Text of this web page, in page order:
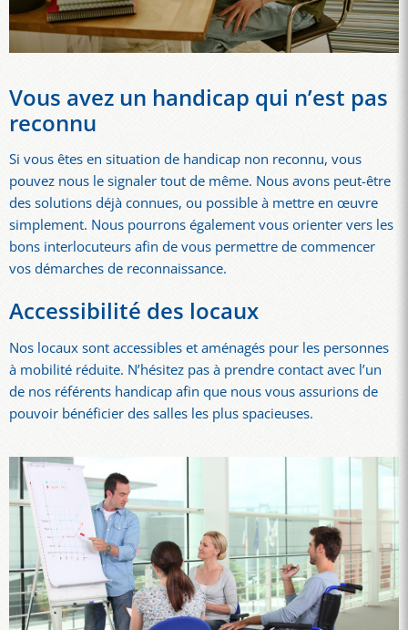
Vous avez un handicap qui n’est pas
reconnu
Si vous êtes en situation de handicap non reconnu, vous
pouvez nous le signaler tout de même. Nous avons peut-être
des solutions déjà connues, ou possible à mettre en œuvre
simplement. Nous pourrons également vous orienter vers les
bons interlocuteurs afin de vous permettre de commencer
vos démarches de reconnaissance.
Accessibilité des locaux
Nos locaux sont accessibles et aménagés pour les personnes
à mobilité réduite. N’hésitez pas à prendre contact avec l’un
de nos référents handicap afin que nous vous assurions de
pouvoir bénéficier des salles les plus spacieuses.